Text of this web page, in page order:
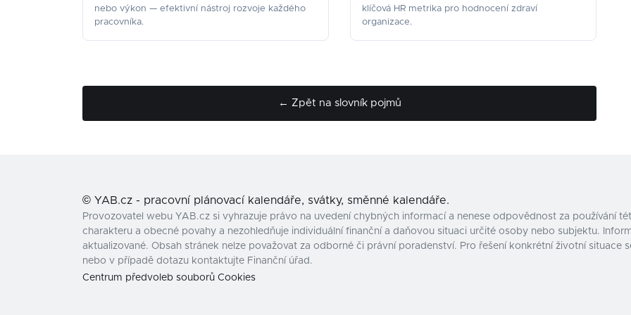
nebo výkon — efektivní nástroj rozvoje každého
pracovníka.
klíčová HR metrika pro hodnocení zdraví
organizace.
← Zpět na slovník pojmů
© YAB.cz - pracovní plánovací kalendáře, svátky, směnné kalendáře.
Provozovatel webu YAB.cz si vyhrazuje právo na uvedení chybných informací a nenese odpovědnost za používání
charakteru a obecné povahy a nezohledňuje individuální finanční a daňovou situaci určité osoby nebo subjektu.
aktualizované. Obsah stránek nelze považovat za odborné či právní poradenství. Pro řešení konkrétní životní
nebo v případě dotazu kontaktujte Finanční úřad.
Centrum předvoleb souborů Cookies